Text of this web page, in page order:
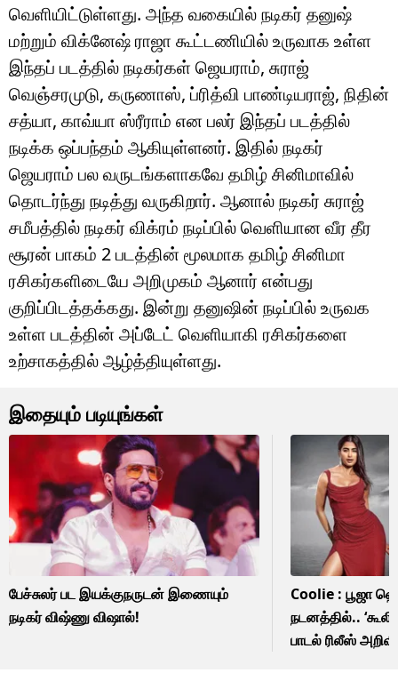
வெளியிட்டுள்ளது. அந்த வகையில் நடிகர் தனுஷ்
மற்றும் விக்னேஷ் ராஜா கூட்டணியில் உருவாக உள்ள
இந்தப் படத்தில் நடிகர்கள் ஜெயராம், சுராஜ்
வெஞ்சரமுடு, கருணாஸ், ப்ரித்வி பாண்டியராஜ், நிதின்
சத்யா, காவ்யா ஸ்ரீராம் என பலர் இந்தப் படத்தில்
நடிக்க ஒப்பந்தம் ஆகியுள்ளனர். இதில் நடிகர்
ஜெயராம் பல வருடங்களாகவே தமிழ் சினிமாவில்
தொடர்ந்து நடித்து வருகிறார். ஆனால் நடிகர் சுராஜ்
சமீபத்தில் நடிகர் விக்ரம் நடிப்பில் வெளியான வீர தீர
சூரன் பாகம் 2 படத்தின் மூலமாக தமிழ் சினிமா
ரசிகர்களிடையே அறிமுகம் ஆனார் என்பது
குறிப்பிடத்தக்கது. இன்று தனுஷின் நடிப்பில் உருவக
உள்ள படத்தின் அப்டேட் வெளியாகி ரசிகர்களை
உற்சாகத்தில் ஆழ்த்தியுள்ளது.
இதையும் படியுங்கள்
பேச்சுலர் பட இயக்குநருடன் இணையும்
நடிகர் விஷ்ணு விஷால்!
Coolie : பூஜா
நடனத்தில்..
பாடல் ரிலீஸ்